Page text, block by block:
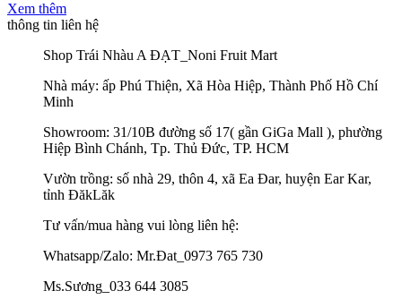
Xem thêm
thông tin liên hệ
Shop Trái Nhàu A ĐẠT_Noni Fruit Mart
Nhà máy: ấp Phú Thiện, Xã Hòa Hiệp, Thành Phố Hồ Chí
Minh
Showroom: 31/10B đường số 17( gần GiGa Mall ), phường
Hiệp Bình Chánh, Tp. Thủ Đức, TP. HCM
Vườn trồng: số nhà 29, thôn 4, xã Ea Đar, huyện Ear Kar,
tỉnh ĐăkLăk
Tư vấn/mua hàng vui lòng liên hệ:
Whatsapp/Zalo: Mr.Đat_0973 765 730
Ms.Sương_033 644 3085